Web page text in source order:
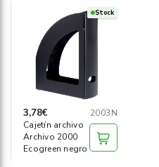
Informática
Mobiliario
Seguridad
Stock
3,78€
2003N
Cajetín archivo
Archivo 2000
Ecogreen negro